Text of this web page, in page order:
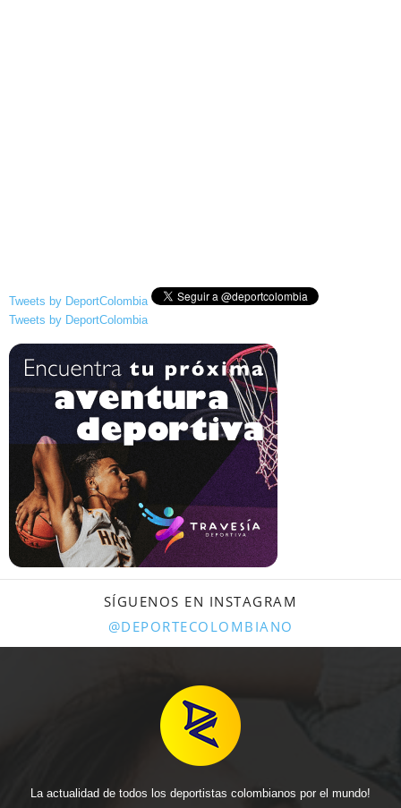
Tweets by DeportColombia
Tweets by DeportColombia
SÍGUENOS EN INSTAGRAM
@DEPORTECOLOMBIANO
La actualidad de todos los deportistas colombianos por el mundo!